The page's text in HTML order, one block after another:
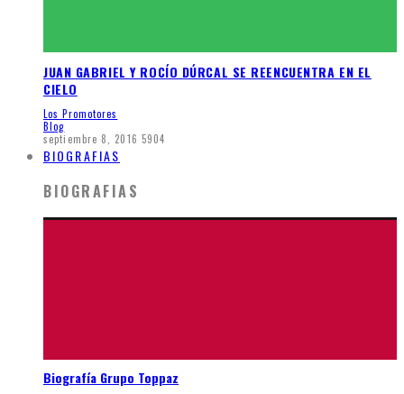
JUAN GABRIEL Y ROCÍO DÚRCAL SE REENCUENTRA EN EL
CIELO
Los Promotores
Blog
septiembre 8, 2016 5904
BIOGRAFIAS
BIOGRAFIAS
Biografía Grupo Toppaz